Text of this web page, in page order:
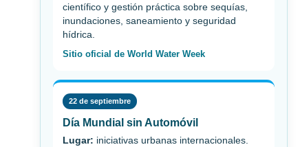
científico y gestión práctica sobre sequías,
inundaciones, saneamiento y seguridad
hídrica.
Sitio oficial de World Water Week
22 de septiembre
Día Mundial sin Automóvil
Lugar: iniciativas urbanas internacionales.